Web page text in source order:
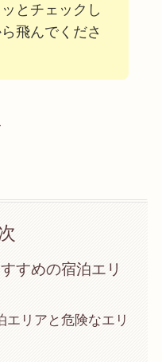
とチェックし
飛んでくださ
すめの宿泊エリ
エリアと危険なエリ